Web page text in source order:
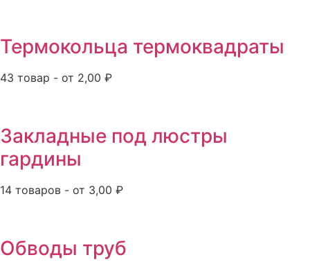
Термокольца термоквадраты
43 товар - от 2,00 ₽
Закладные под люстры
гардины
14 товаров - от 3,00 ₽
Обводы труб